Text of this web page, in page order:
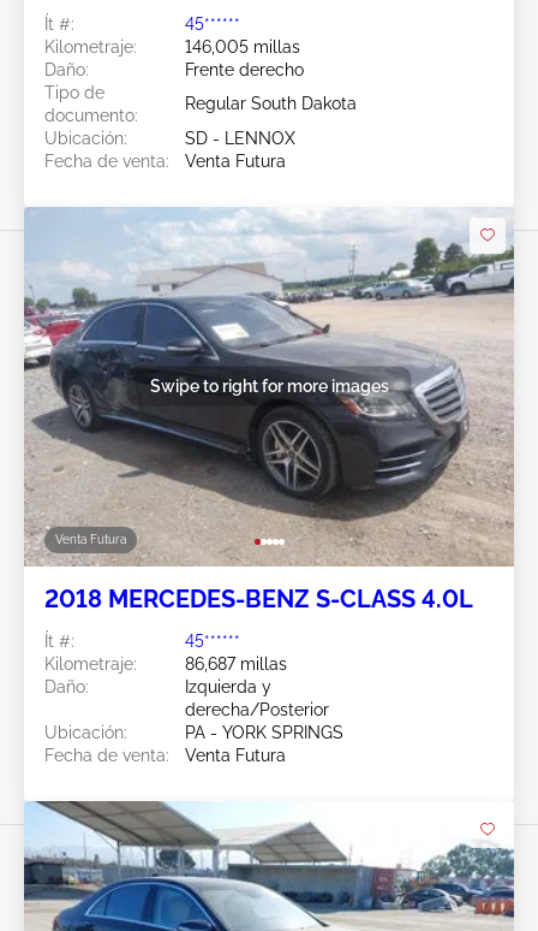
Ít #:
45******
Kilometraje:
146,005 millas
Daño:
Frente derecho
Tipo de
documento:
Regular South Dakota
Ubicación:
SD - LENNOX
Fecha de venta:
Venta Futura
Venta Futura
Swipe to right for more images
2018 MERCEDES-BENZ S-CLASS 4.0L
Ít #:
45******
Kilometraje:
86,687 millas
Daño:
Izquierda y
derecha/Posterior
Ubicación:
PA - YORK SPRINGS
Fecha de venta:
Venta Futura